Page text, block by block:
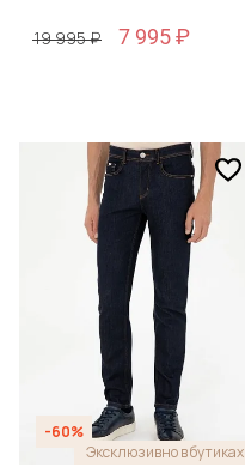
19 995 ₽ 7 995 ₽
-60%
Эксклюзивно в бутиках